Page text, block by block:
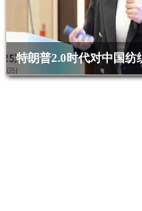
特朗普2.0时代对中国纺
浙江华瑞信息资讯股份有限